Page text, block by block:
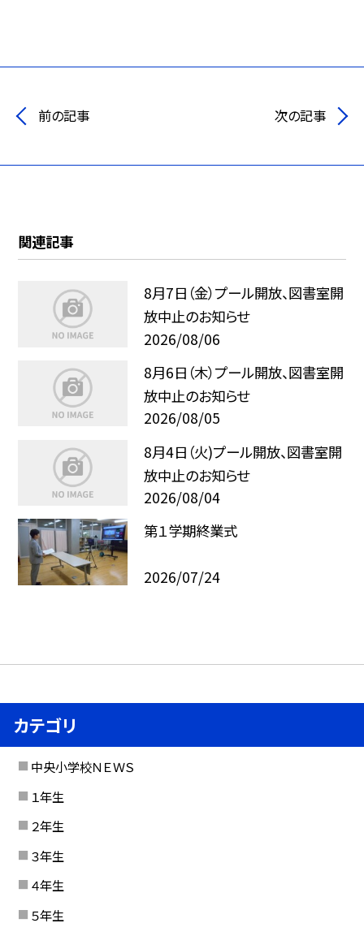
前の記事 次の記事
関連記事
8月7日（金）プール開放、図書室開
放中止のお知らせ
2026/08/06
8月6日（木）プール開放、図書室開
放中止のお知らせ
2026/08/05
8月4日（火)プール開放、図書室開
放中止のお知らせ
2026/08/04
第１学期終業式
2026/07/24
カテゴリ
中央小学校ＮＥＷＳ
１年生
２年生
３年生
４年生
５年生